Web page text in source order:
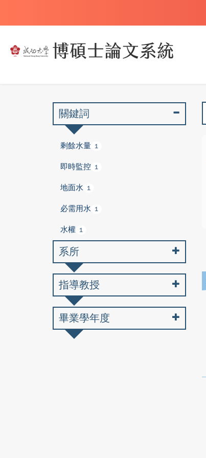
關鍵詞
剩餘水量 1
即時監控 1
地面水 1
必需用水 1
水權 1
系所
指導教授
畢業學年度